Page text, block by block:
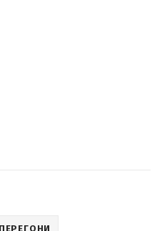
ПЕРЕГОНИ